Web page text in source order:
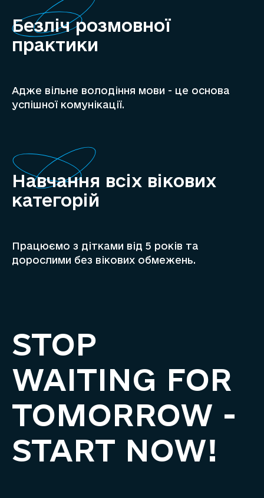
Безліч розмовної
практики
Адже вільне володіння мови - це основа
успішної комунікації.
Навчання всіх вікових
категорій
Працюємо з дітками від 5 років та
дорослими без вікових обмежень.
STOP
WAITING FOR
TOMORROW -
START NOW!